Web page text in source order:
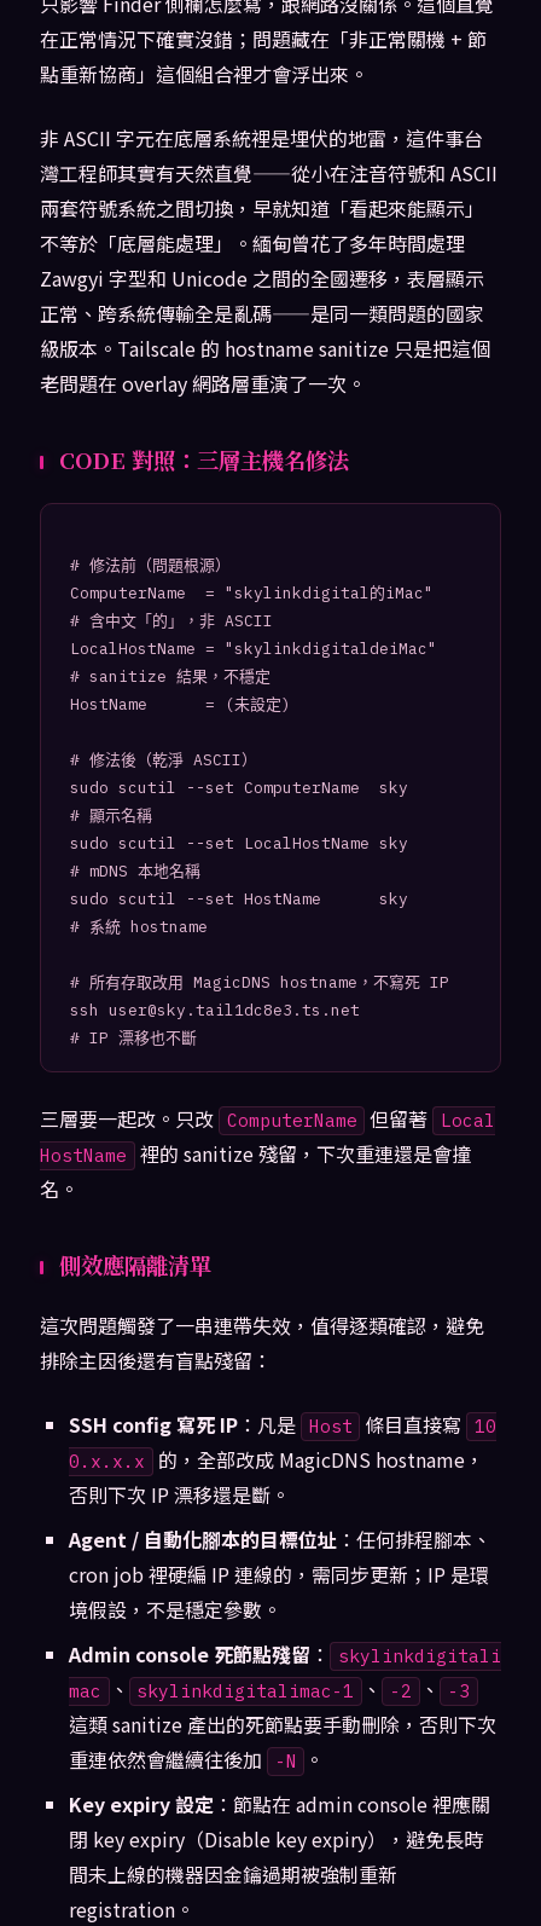
在正常情況下確實沒錯；問題藏在「非正常關機 + 節
點重新協商」這個組合裡才會浮出來。
非 ASCII 字元在底層系統裡是埋伏的地雷，這件事台
灣工程師其實有天然直覺——從小在注音符號和 ASCII
兩套符號系統之間切換，早就知道「看起來能顯示」
不等於「底層能處理」。緬甸曾花了多年時間處理
Zawgyi 字型和 Unicode 之間的全國遷移，表層顯示
正常、跨系統傳輸全是亂碼——是同一類問題的國家
級版本。Tailscale 的 hostname sanitize 只是把這個
老問題在 overlay 網路層重演了一次。
CODE 對照：三層主機名修法
# 修法前（問題根源）
ComputerName  = "skylinkdigital的iMac"
# 含中文「的」，非 ASCII
LocalHostName = "skylinkdigitaldeiMac"
# sanitize 結果，不穩定
HostName      = (未設定)
# 修法後（乾淨 ASCII）
sudo scutil --set ComputerName  sky
# 顯示名稱
sudo scutil --set LocalHostName sky
# mDNS 本地名稱
sudo scutil --set HostName      sky
# 系統 hostname
# 所有存取改用 MagicDNS hostname，不寫死 IP
ssh user@sky.tail1dc8e3.ts.net
# IP 漂移也不斷
三層要一起改。只改 ComputerName 但留著 Local
HostName 裡的 sanitize 殘留，下次重連還是會撞
名。
側效應隔離清單
這次問題觸發了一串連帶失效，值得逐類確認，避免
排除主因後還有盲點殘留：
SSH config 寫死 IP：凡是 Host 條目直接寫 10
0.x.x.x 的，全部改成 MagicDNS hostname，
否則下次 IP 漂移還是斷。
Agent / 自動化腳本的目標位址：任何排程腳本、
cron job 裡硬編 IP 連線的，需同步更新；IP 是環
境假設，不是穩定參數。
Admin console 死節點殘留 ：
skylinkdigitali
mac 、 skylinkdigitalimac-1 、 -2 、 -3
這類 sanitize 產出的死節點要手動刪除，否則下次
重連依然會繼續往後加
-N
。
Key expiry 設定：節點在 admin console 裡應關
閉 key expiry（Disable key expiry），避免長時
間未上線的機器因金鑰過期被強制重新
registration。